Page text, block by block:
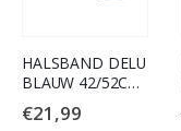
HALSBAND DELU
BLAUW 42/52CM
25MM
€21,99